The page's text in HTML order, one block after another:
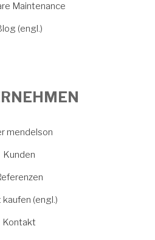
Maintenance
(engl.)
mendelson
Kunden
kaufen (engl.)
Kontakt